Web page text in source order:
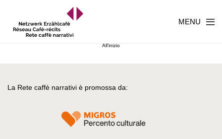
MENU
All'inizio
La Rete caffè narrativi è promossa da: